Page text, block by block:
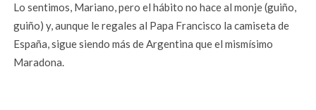
Lo sentimos, Mariano, pero el hábito no hace al monje (guiño,
guiño) y, aunque le regales al Papa Francisco la camiseta de
España, sigue siendo más de Argentina que el mismísimo
Maradona.